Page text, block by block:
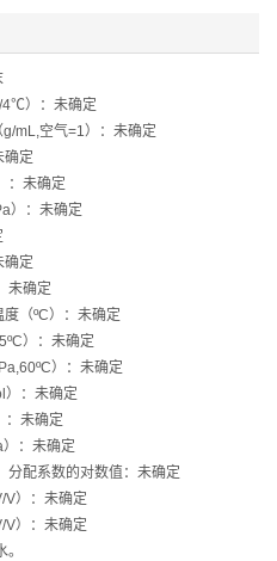
4℃）：未确定
g/mL,空气=1）：未确定
确定
：未确定
）：未确定
确定
未确定
度（ºC）：未确定
）：未确定
）：未确定
）：未确定
：未确定
）：未确定
分配系数的对数值：未确定
V）：未确定
V）：未确定